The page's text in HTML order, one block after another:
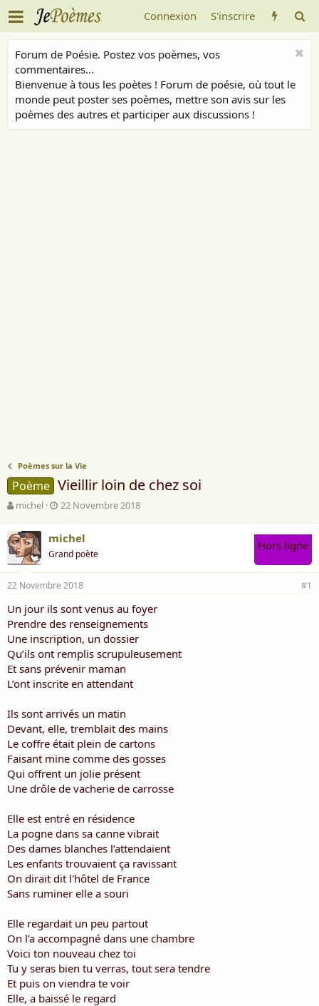
Connexion S'inscrire
Forum de Poésie. Postez vos poèmes, vos
commentaires...
Bienvenue à tous les poètes ! Forum de poésie, où tout le
monde peut poster ses poèmes, mettre son avis sur les
poèmes des autres et participer aux discussions !
Poèmes sur la Vie
Poème Vieillir loin de chez soi
A
t
e
u
r
d
e
l
a
i
s
c
u
s
o
n
michel
D
e
d
d
é
b
u
22 Novembre 2018
michel
Grand poète
Hors ligne
22 Novembre 2018 #1
Un jour ils sont venus au foyer
Prendre des renseignements
Une inscription, un dossier
Qu’ils ont remplis scrupuleusement
Et sans prévenir maman
L’ont inscrite en attendant
Ils sont arrivés un matin
Devant, elle, tremblait des mains
Le coffre était plein de cartons
Faisant mine comme des gosses
Qui offrent un jolie présent
Une drôle de vacherie de carrosse
Elle est entré en résidence
La pogne dans sa canne vibrait
Des dames blanches l’attendaient
Les enfants trouvaient ça ravissant
On dirait dit l'hôtel de France
Sans ruminer elle a souri
Elle regardait un peu partout
On l’a accompagné dans une chambre
Voici ton nouveau chez toi
Tu y seras bien tu verras, tout sera tendre
Et puis on viendra te voir
Elle, a baissé le regard